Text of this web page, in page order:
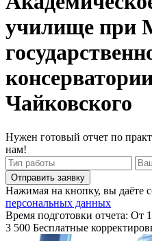
училище при
Чайковского
Нужен готовый отчет по
нам!
Отправить заявку
Нажимая на кнопку, вы даёте
персональных данных
Время подготовки отчета: От
3 500 Бесплатные